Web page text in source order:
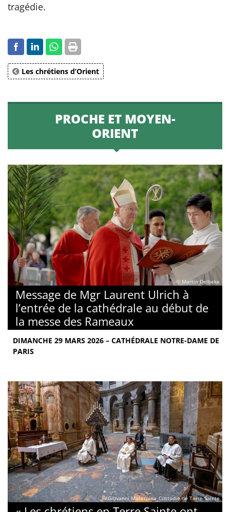
tragédie.
Les chrétiens d’Orient
PROCHE ET MOYEN-
ORIENT
© Martin Delbeke
Message de Mgr Laurent Ulrich à
l’entrée de la cathédrale au début de
la messe des Rameaux
DIMANCHE 29 MARS 2026 – CATHÉDRALE NOTRE-DAME DE
PARIS
© Giovanni Malaspina_Custodie de Terre Sainte